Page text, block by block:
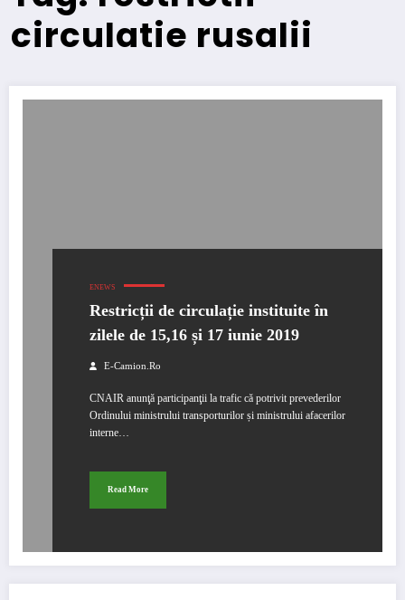
circulatie rusalii
ENEWS
Restricții de circulație instituite în
zilele de 15,16 și 17 iunie 2019
E-Camion.ro
CNAIR anunţă participanţii la trafic că potrivit prevederilor
Ordinului ministrului transporturilor și ministrului afacerilor
interne…
Read More